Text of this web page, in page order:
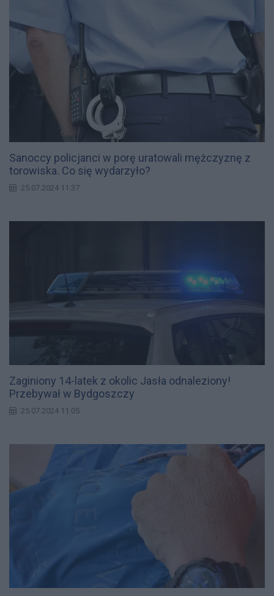
Sanoccy policjanci w porę uratowali mężczyznę z
torowiska. Co się wydarzyło?
25.07.2024 11:37
Zaginiony 14-latek z okolic Jasła odnaleziony!
Przebywał w Bydgoszczy
25.07.2024 11:05